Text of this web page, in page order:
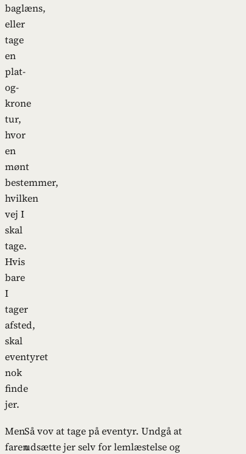
baglæns,
eller
tage
en
plat-
og-
krone
tur,
hvor
en
mønt
bestemmer,
hvilken
vej I
skal
tage.
Hvis
bare
I
tager
afsted,
skal
eventyret
nok
finde
jer.
Men
faren
Så vov at tage på eventyr. Undgå at
udsætte jer selv for lemlæstelse og